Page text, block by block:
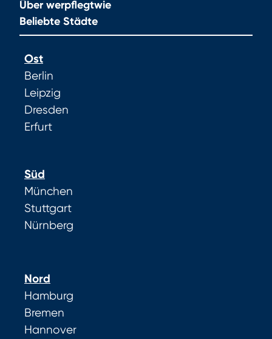
Über werpflegtwie
Beliebte Städte
Ost
Berlin
Leipzig
Dresden
Erfurt
Süd
München
Stuttgart
Nürnberg
Nord
Hamburg
Bremen
Hannover